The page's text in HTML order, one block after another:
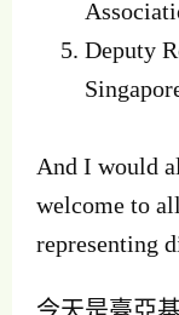
Deputy
And I would
welcome to
representing